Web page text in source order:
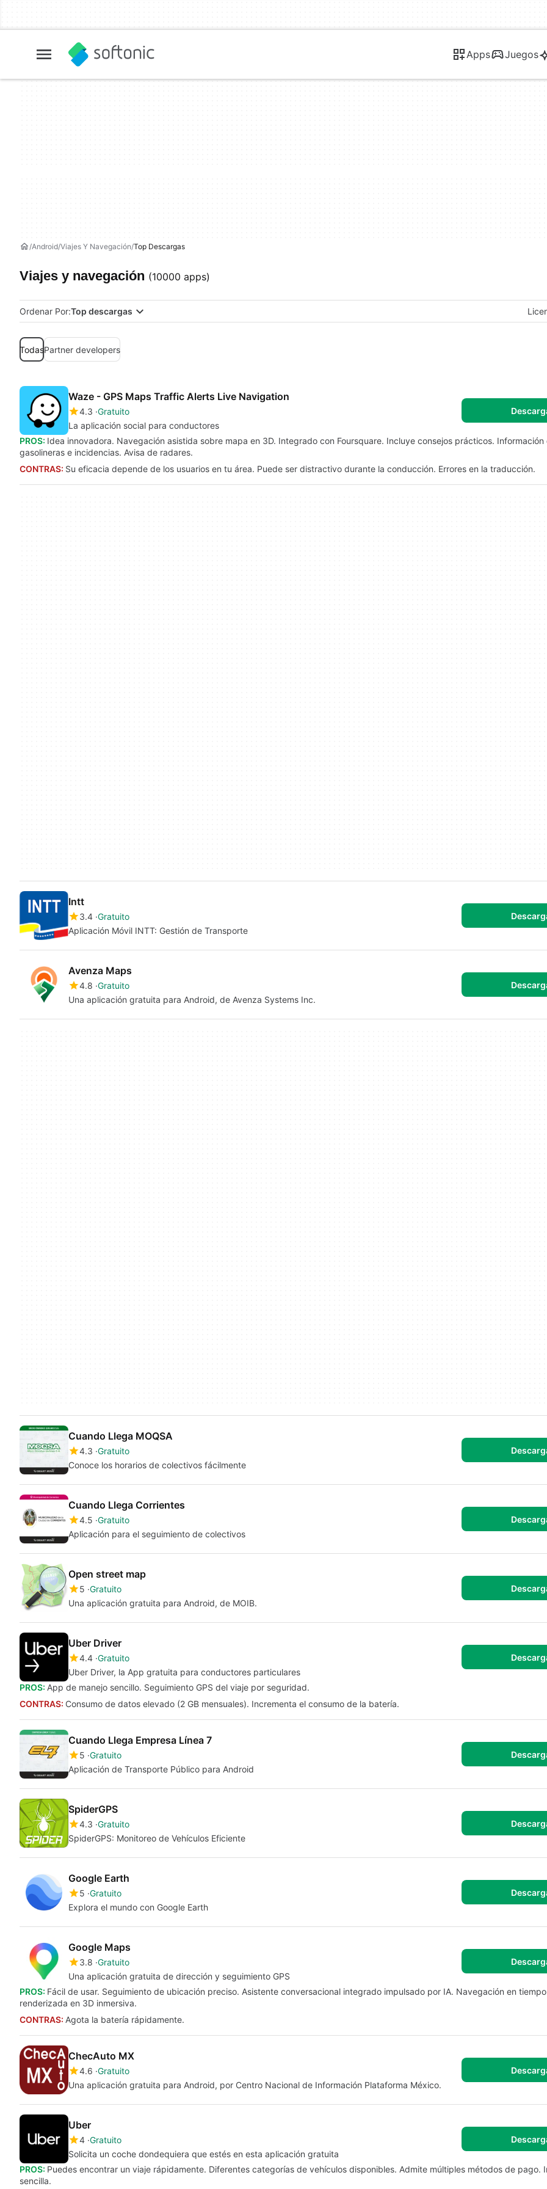
Apps Juegos
Android Viajes Y Navegación Top Descargas
Viajes y navegación (10000 apps)
Ordenar Por:Top descargas
TodasPartner developers
Waze - GPS Maps Traffic Alerts Live Navigation
4.3 Gratuito
La aplicación social para conductores
PROS: Idea innovadora. Navegación asistida sobre mapa en 3D. Integrado con Foursquare. Incluye consejos prácticos. Información
gasolineras e incidencias. Avisa de radares.
CONTRAS: Su eficacia depende de los usuarios en tu área. Puede ser distractivo durante la conducción. Errores en la traducción.
Intt
3.4 Gratuito
Aplicación Móvil INTT: Gestión de Transporte
Avenza Maps
4.8 Gratuito
Una aplicación gratuita para Android, de Avenza Systems Inc.
Cuando Llega MOQSA
4.3 Gratuito
Conoce los horarios de colectivos fácilmente
Cuando Llega Corrientes
4.5 Gratuito
Aplicación para el seguimiento de colectivos
Open street map
5 Gratuito
Una aplicación gratuita para Android, de MOIB.
Uber Driver
4.4 Gratuito
Uber Driver, la App gratuita para conductores particulares
PROS: App de manejo sencillo. Seguimiento GPS del viaje por seguridad.
CONTRAS: Consumo de datos elevado (2 GB mensuales). Incrementa el consumo de la batería.
Cuando Llega Empresa Línea 7
5 Gratuito
Aplicación de Transporte Público para Android
SpiderGPS
4.3 Gratuito
SpiderGPS: Monitoreo de Vehículos Eficiente
Google Earth
5 Gratuito
Explora el mundo con Google Earth
Google Maps
3.8 Gratuito
Una aplicación gratuita de dirección y seguimiento GPS
PROS: Fácil de usar. Seguimiento de ubicación preciso. Asistente conversacional integrado impulsado por IA. Navegación en
renderizada en 3D inmersiva.
CONTRAS: Agota la batería rápidamente.
ChecAuto MX
4.6 Gratuito
Una aplicación gratuita para Android, por Centro Nacional de Información Plataforma México.
Uber
4 Gratuito
Solicita un coche dondequiera que estés en esta aplicación gratuita
PROS: Puedes encontrar un viaje rápidamente. Diferentes categorías de vehículos disponibles. Admite múltiples métodos de pago.
sencilla.